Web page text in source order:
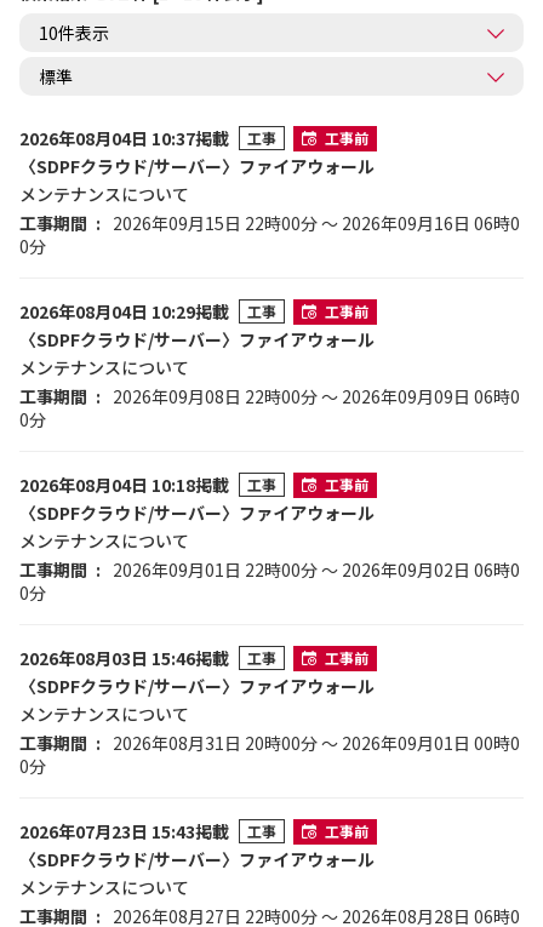
2026年08月04日 10:37掲載 工事 工事前
〈SDPFクラウド/サーバー〉ファイアウォール
メンテナンスについて
工事期間
2026年09月15日 22時00分 ～ 2026年09月16日 06時0
0分
2026年08月04日 10:29掲載 工事 工事前
〈SDPFクラウド/サーバー〉ファイアウォール
メンテナンスについて
工事期間
2026年09月08日 22時00分 ～ 2026年09月09日 06時0
0分
2026年08月04日 10:18掲載 工事 工事前
〈SDPFクラウド/サーバー〉ファイアウォール
メンテナンスについて
工事期間
2026年09月01日 22時00分 ～ 2026年09月02日 06時0
0分
2026年08月03日 15:46掲載 工事 工事前
〈SDPFクラウド/サーバー〉ファイアウォール
メンテナンスについて
工事期間
2026年08月31日 20時00分 ～ 2026年09月01日 00時0
0分
2026年07月23日 15:43掲載 工事 工事前
〈SDPFクラウド/サーバー〉ファイアウォール
メンテナンスについて
工事期間
2026年08月27日 22時00分 ～ 2026年08月28日 06時0